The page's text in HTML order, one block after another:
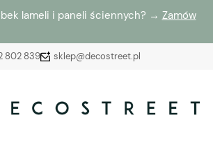
lameli i paneli ściennych? → Zamów
802 839 sklep@decostreet.pl